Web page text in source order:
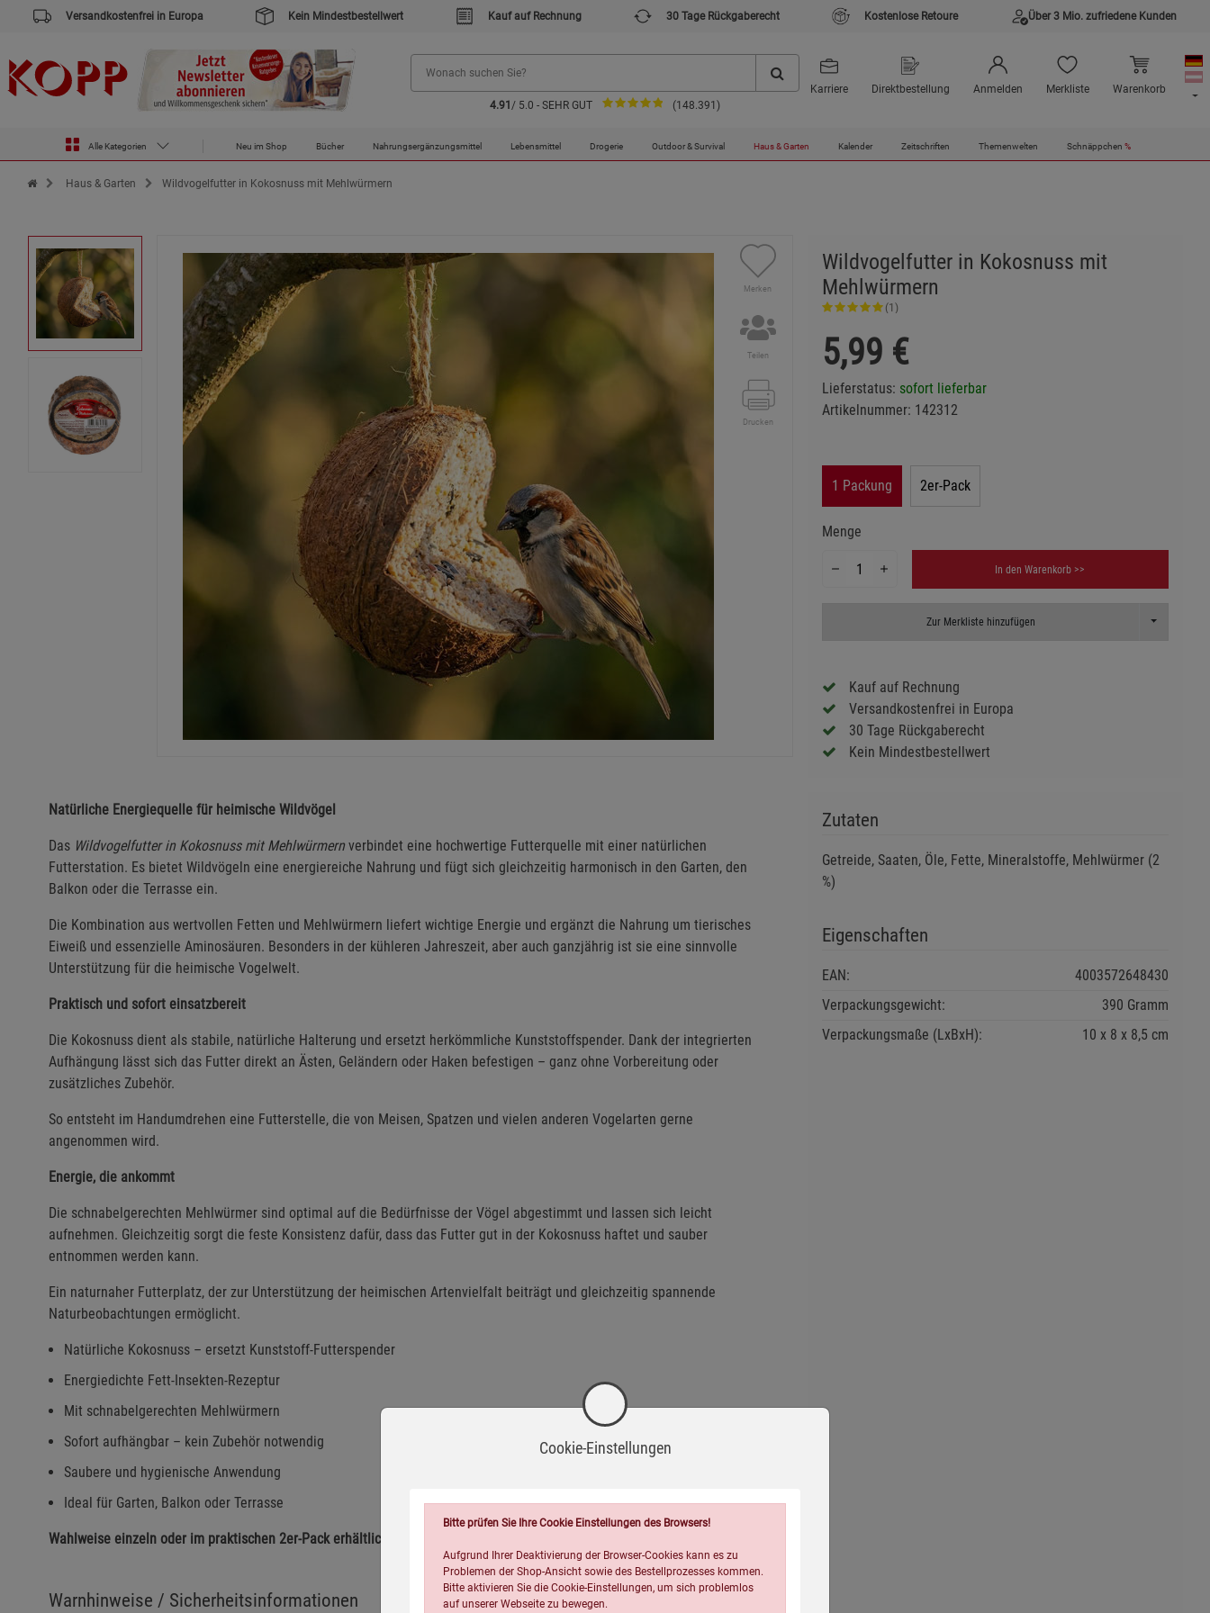
Versandkostenfrei in Europa Kein Mindestbestellwert Kauf auf Rechnung 30 Tage Rückgaberecht Kostenlose Retoure Über 3 Mio. zufriedene Kunden
4.91 / 5.0 - SEHR GUT (148.391)
Karriere Direktbestellung Anmelden Merkliste Warenkorb
Alle Kategorien Neu im Shop Bücher Nahrungsergänzungsmittel Lebensmittel Drogerie Outdoor & Survival Haus & Garten Kalender Zeitschriften Themenwelten Schnäppchen %
Zur Startseite des Kopp Verlag Online-Shop
Haus & Garten Wildvogelfutter in Kokosnuss mit Mehlwürmern
Merken
Teilen
Drucken
Wildvogelfutter in Kokosnuss mit
Mehlwürmern
(1)
5,99 €
Lieferstatus: sofort lieferbar
Artikelnummer: 142312
1 Packung 2er-Pack
Menge
In den Warenkorb >>
Zur Merkliste hinzufügen Toggle
Kauf auf Rechnung
Versandkostenfrei in Europa
30 Tage Rückgaberecht
Kein Mindestbestellwert
Natürliche Energiequelle für heimische Wildvögel
Das Wildvogelfutter in Kokosnuss mit Mehlwürmern verbindet eine hochwertige Futterquelle mit einer natürlichen
Futterstation. Es bietet Wildvögeln eine energiereiche Nahrung und fügt sich gleichzeitig harmonisch in den Garten, den
Balkon oder die Terrasse ein.
Die Kombination aus wertvollen Fetten und Mehlwürmern liefert wichtige Energie und ergänzt die Nahrung um tierisches
Eiweiß und essenzielle Aminosäuren. Besonders in der kühleren Jahreszeit, aber auch ganzjährig ist sie eine sinnvolle
Unterstützung für die heimische Vogelwelt.
Praktisch und sofort einsatzbereit
Die Kokosnuss dient als stabile, natürliche Halterung und ersetzt herkömmliche Kunststoffspender. Dank der integrierten
Aufhängung lässt sich das Futter direkt an Ästen, Geländern oder Haken befestigen – ganz ohne Vorbereitung oder
zusätzliches Zubehör.
So entsteht im Handumdrehen eine Futterstelle, die von Meisen, Spatzen und vielen anderen Vogelarten gerne
angenommen wird.
Energie, die ankommt
Die schnabelgerechten Mehlwürmer sind optimal auf die Bedürfnisse der Vögel abgestimmt und lassen sich leicht
aufnehmen. Gleichzeitig sorgt die feste Konsistenz dafür, dass das Futter gut in der Kokosnuss haftet und sauber
entnommen werden kann.
Ein naturnaher Futterplatz, der zur Unterstützung der heimischen Artenvielfalt beiträgt und gleichzeitig spannende
Naturbeobachtungen ermöglicht.
Natürliche Kokosnuss – ersetzt Kunststoff-Futterspender
Energiedichte Fett-Insekten-Rezeptur
Mit schnabelgerechten Mehlwürmern
Sofort aufhängbar – kein Zubehör notwendig
Saubere und hygienische Anwendung
Ideal für Garten, Balkon oder Terrasse
Wahlweise einzeln oder im praktischen 2er-Pack erhältlich.
Warnhinweise / Sicherheitsinformationen
Zutaten
Getreide, Saaten, Öle, Fette, Mineralstoffe, Mehlwürmer (2
%)
Eigenschaften
EAN:
4003572648430
Verpackungsgewicht:
390 Gramm
Verpackungsmaße (LxBxH):
10 8 8,5 cm
Cookie-Einstellungen
Bitte prüfen Sie Ihre Cookie Einstellungen des Browsers!
Aufgrund Ihrer Deaktivierung der Browser-Cookies kann es zu
Problemen der Shop-Ansicht sowie des Bestellprozesses kommen.
Bitte aktivieren Sie die Cookie-Einstellungen, um sich problemlos
auf unserer Webseite zu bewegen.